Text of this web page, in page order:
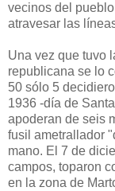
vecinos del
atravesar las
Una vez que tuvo
republicana se lo
50 sólo 5
1936 -día de
apoderan de seis
fusil ametrallador
mano. El 7 de
campos, toparon
en la zona de